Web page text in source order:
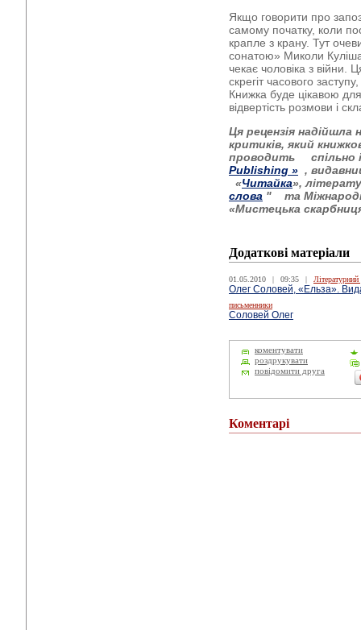
Якщо говорити про
самому початку, коли
крапле з крану. Тут
сонатою» Миколи
чекає чоловіка з
скрегіт часового
Книжка буде цікавою
відвертість розмови і
Ця рецензія надійшла
критиків, який
проводить
Publishing » ,
«Читайка»,
слова "
та
«Мистецька
Додаткові матеріали
01.05.2010 | 09:35 |
Олег Соловей, «Ельза».
письменники
Соловей Олег
коментувати
роздрукувати
повідомити друга
Коментарі